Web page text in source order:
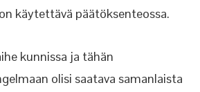
käytettävä päätöksenteossa.
kunnissa ja tähän
olisi saatava samanlaista